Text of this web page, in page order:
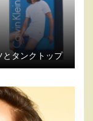
とタンクトップ